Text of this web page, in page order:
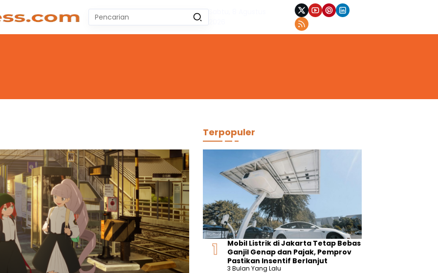
Pencarian
untuk:
Sabtu, 8 Agustus
Terpopuler
Mobil Listrik di Jakarta Tetap Bebas
Ganjil Genap dan Pajak, Pemprov
Pastikan Insentif Berlanjut
3 Bulan Yang Lalu